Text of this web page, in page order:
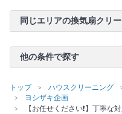
同じエリアの換気扇クリ
他の条件で探す
トップ ハウスクリーニング
ヨシザキ企画
【お任せください❗️】丁寧な